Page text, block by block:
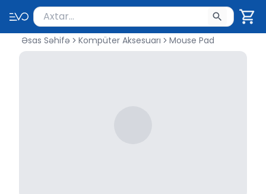
Məhsul axtar
Axtarış üçün ən azı 2 simvol yazın. Göndərmək
Əsas Səhifə Kompüter Aksesuarı Mouse Pad